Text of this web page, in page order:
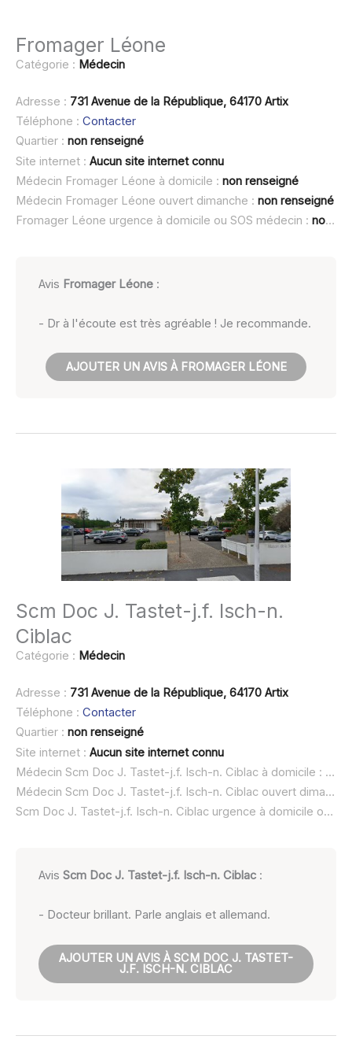
Fromager Léone
Catégorie : Médecin
Adresse : 731 Avenue de la République, 64170 Artix
Téléphone : Contacter
Quartier : non renseigné
Site internet : Aucun site internet connu
Médecin Fromager Léone à domicile : non renseigné
Médecin Fromager Léone ouvert dimanche : non renseigné
Fromager Léone urgence à domicile ou SOS médecin : non renseigné
Avis Fromager Léone :
- Dr à l'écoute est très agréable ! Je recommande.
AJOUTER UN AVIS À FROMAGER LÉONE
Scm Doc J. Tastet-j.f. Isch-n.
Ciblac
Catégorie : Médecin
Adresse : 731 Avenue de la République, 64170 Artix
Téléphone : Contacter
Quartier : non renseigné
Site internet : Aucun site internet connu
Médecin Scm Doc J. Tastet-j.f. Isch-n. Ciblac à domicile :
non
Médecin Scm Doc J. Tastet-j.f. Isch-n. Ciblac ouvert dimanche :
Scm Doc J. Tastet-j.f. Isch-n. Ciblac urgence à domicile ou SOS médecin :
AvisScm Doc J. Tastet-j.f. Isch-n. Ciblac :
- Docteur brillant. Parle anglais et allemand.
AJOUTER UN AVIS À SCM DOC J. TASTET-
J.F. ISCH-N. CIBLAC